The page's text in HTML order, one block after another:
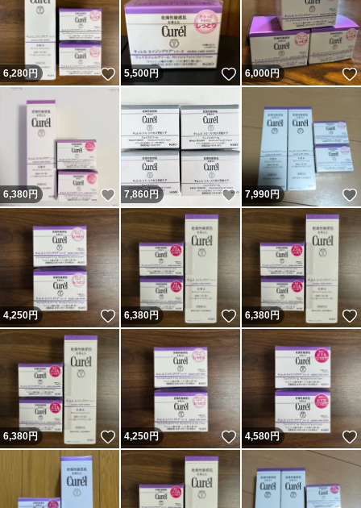
6,280 円 いいね！
5,500円 いいね！
6,000円
6,380円 いいね！
7,860円 いいね！
7,990円
4,250円 いいね！
6,380円 いいね！
6,380円
6,380円 いいね！
4,250円 いいね！
4,580円